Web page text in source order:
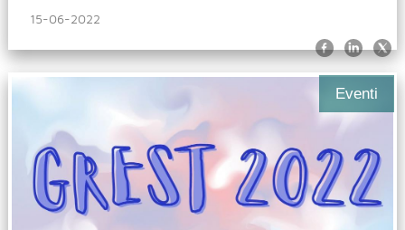
15-06-2022
Eventi